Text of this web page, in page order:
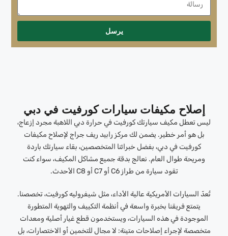
يرسل
إصلاح مكيفات سيارات كورفيت في دبي
ليس تعطل مكيف سيارتك كورفيت في حرارة دبي اللاهبة مجرد إزعاج،
بل هو أمر خطير. يضمن لك مركز رابيد ريف جراج لإصلاح مكيفات
كورفيت في دبي، بفضل خبرائنا المتخصصين، بقاء سيارتك باردة
ومريحة طوال العام. نعالج بدقة جميع مشاكل المكيف، سواء كنت
تقود سيارة من طراز C6 أو C7 أو C8 الأحدث.
تُعدّ السيارات الأمريكية عالية الأداء، مثل شيفروليه كورفيت، تخصصنا.
يتمتع فريقنا بخبرة واسعة في أنظمة التكييف والتهوية المتطورة
الموجودة في هذه السيارات، ويستخدمون قطع غيار أصلية ومعدات
متخصصة لإجراء إصلاحات متينة: لا مجال للتخمين أو الاختصارات، بل